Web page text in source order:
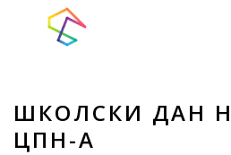
ШКОЛСКИ ДАН
ЦПН-А